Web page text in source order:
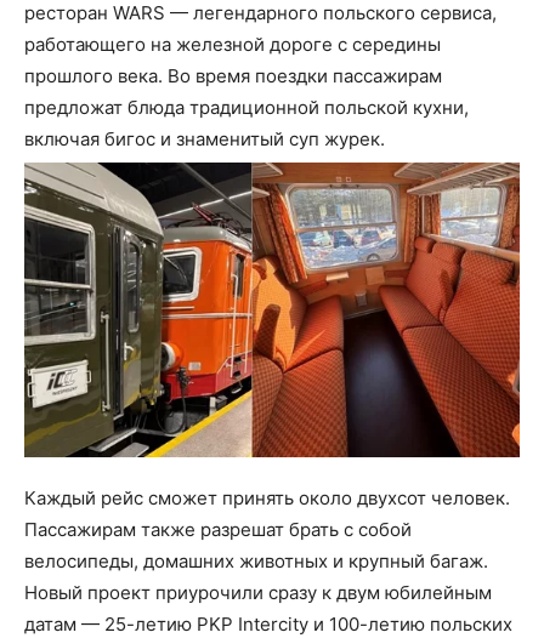
ресторан WARS — легендарного польского сервиса,
работающего на железной дороге с середины
прошлого века. Во время поездки пассажирам
предложат блюда традиционной польской кухни,
включая бигос и знаменитый суп журек.
Каждый рейс сможет принять около двухсот человек.
Пассажирам также разрешат брать с собой
велосипеды, домашних животных и крупный багаж.
Новый проект приурочили сразу к двум юбилейным
датам — 25-летию PKP Intercity и 100-летию польских